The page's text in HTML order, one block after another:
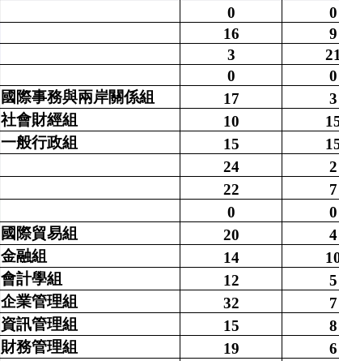
0 0
16 9
3
21
0 0
國際事務與兩岸關係組
17 3
社會財經組
10
一般行政組
15
24 2
22 7
0 0
國際貿易組 20 4
金融組
14
會計學組
12 5
企業管理組
32 7
資訊管理組
15 8
財務管理組
19 6